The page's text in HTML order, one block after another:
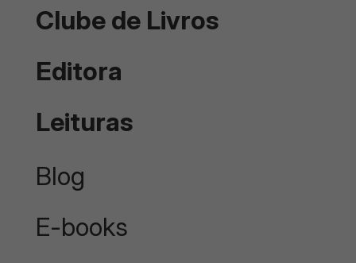
Clube de Livros
Editora
Leituras
Blog
E-books